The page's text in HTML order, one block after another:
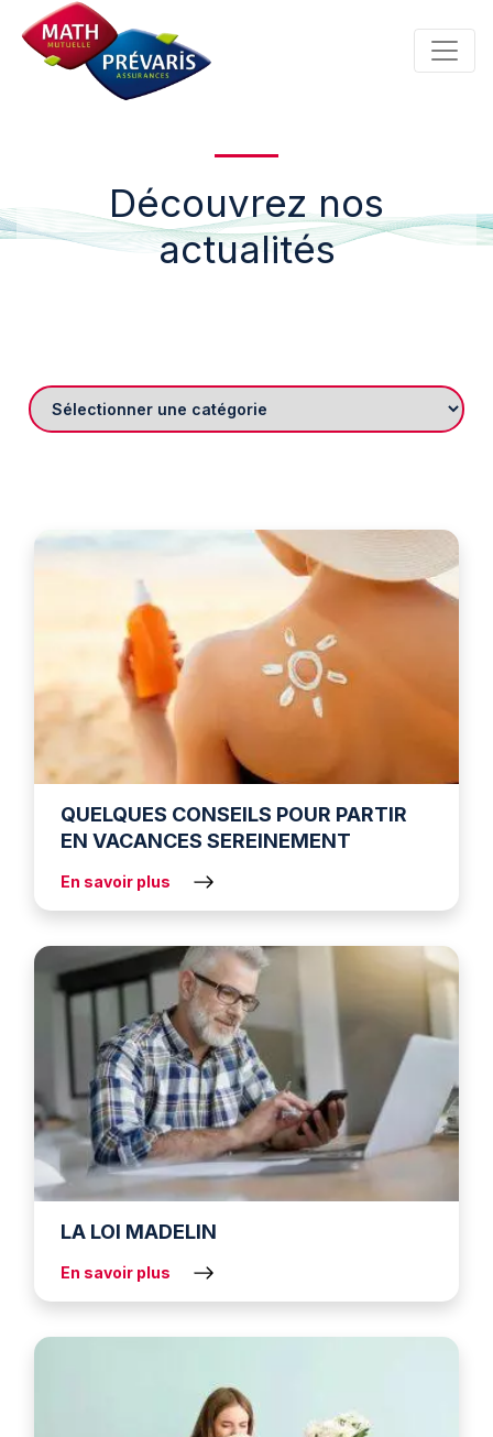
Découvrez nos
actualités
QUELQUES CONSEILS POUR PARTIR
EN VACANCES SEREINEMENT
En savoir plus
LA LOI MADELIN
En savoir plus
Panneau de gestion des cookies